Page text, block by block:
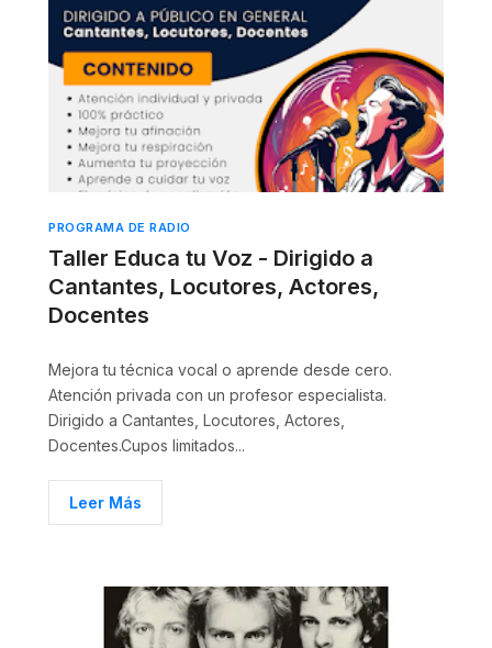
PROGRAMA DE RADIO
Taller Educa tu Voz - Dirigido a
Cantantes, Locutores, Actores,
Docentes
Mejora tu técnica vocal o aprende desde cero.
Atención privada con un profesor especialista.
Dirigido a Cantantes, Locutores, Actores,
Docentes.Cupos limitados...
Leer Más